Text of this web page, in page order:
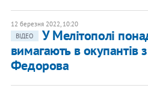
12 березня 2022, 10:20
ВІДЕО
У Мелітополі
вимагають в окупантів
Федорова